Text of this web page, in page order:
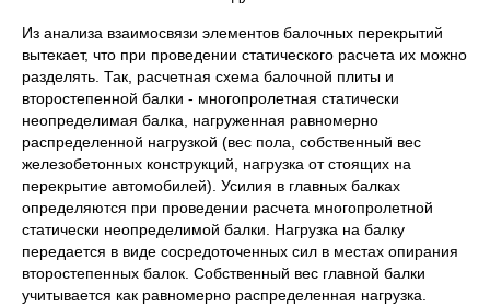
Из анализа взаимосвязи элементов балочных перекрытий
вытекает, что при проведении статического расчета их можно
разделять. Так, расчетная схема балочной плиты и
второстепенной балки - многопролетная статически
неопределимая балка, нагруженная равномерно
распределенной нагрузкой (вес пола, собственный вес
железобетонных конструкций, нагрузка от стоящих на
перекрытие автомобилей). Усилия в главных балках
определяются при проведении расчета многопролетной
статически неопределимой балки. Нагрузка на балку
передается в виде сосредоточенных сил в местах опирания
второстепенных балок. Собственный вес главной балки
учитывается как равномерно распределенная нагрузка.